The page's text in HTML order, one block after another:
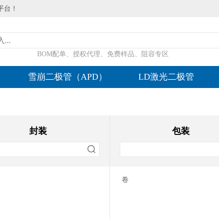
！
BOM配单、授权代理、免费样品、阻容专区
雪崩二极管（APD） LD激光二极管
封装 包装
卷